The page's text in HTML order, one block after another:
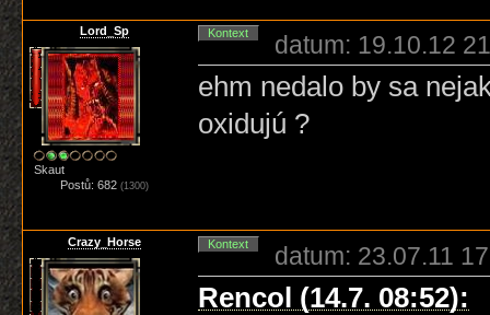
Lord_Sp
Skaut
Postů: 682(1300)
Kontext datum: 19.10.12
ehm nedalo by sa
oxidujú ?
Crazy_Horse Kontext datum: 23.07.11
Rencol (14.7. 08:52):